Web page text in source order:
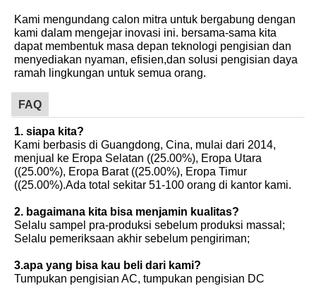
Kami mengundang calon mitra untuk bergabung dengan
kami dalam mengejar inovasi ini. bersama-sama kita
dapat membentuk masa depan teknologi pengisian dan
menyediakan nyaman, efisien,dan solusi pengisian daya
ramah lingkungan untuk semua orang.
FAQ
1. siapa kita?
Kami berbasis di Guangdong, Cina, mulai dari 2014,
menjual ke Eropa Selatan ((25.00%), Eropa Utara
((25.00%), Eropa Barat ((25.00%), Eropa Timur
((25.00%).Ada total sekitar 51-100 orang di kantor kami.
2. bagaimana kita bisa menjamin kualitas?
Selalu sampel pra-produksi sebelum produksi massal;
Selalu pemeriksaan akhir sebelum pengiriman;
3.apa yang bisa kau beli dari kami?
Tumpukan pengisian AC, tumpukan pengisian DC